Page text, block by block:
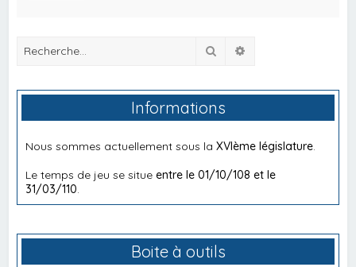
Rechercher
Informations
Nous sommes actuellement sous laXVIème législature
Le temps de jeu se situeentre le 01/10/108 et le
31/03/110
Boite à outils